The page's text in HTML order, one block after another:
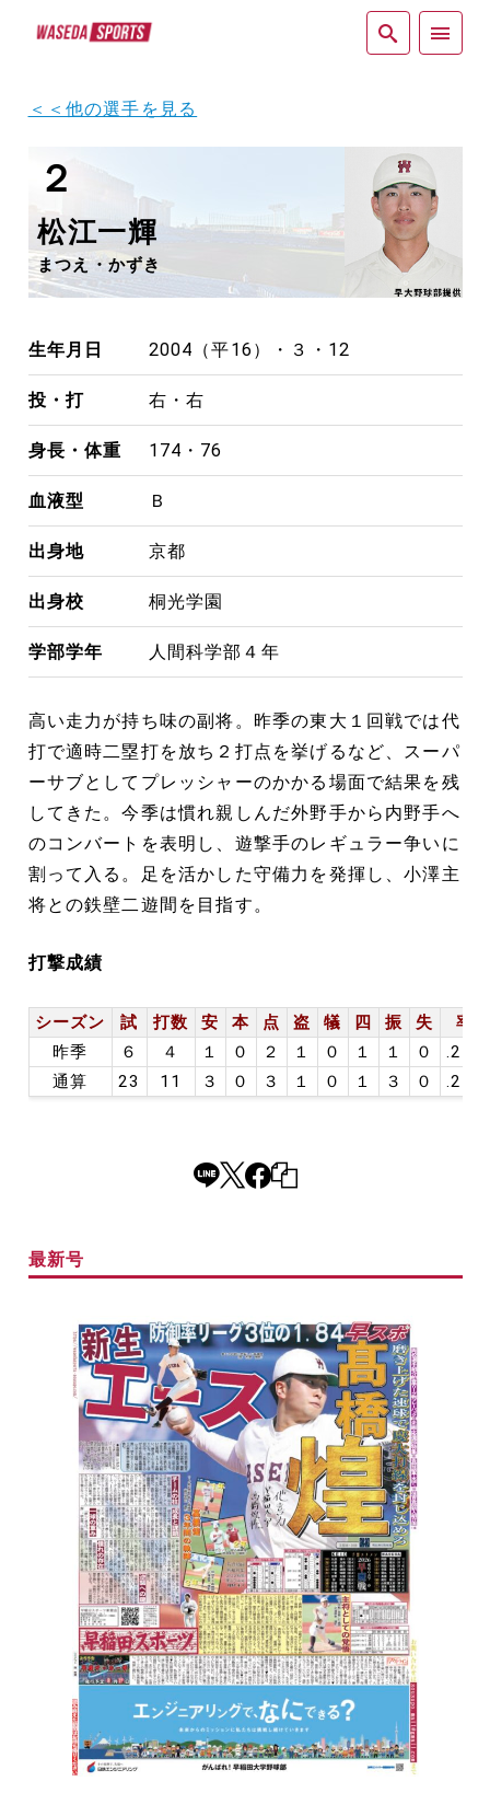
＜＜他の選手を見る
２
松江一輝
まつえ・かずき
生年月日 2004（平16）・３・12
投・打 右・右
身長・体重 174・76
血液型 Ｂ
出身地 京都
出身校 桐光学園
学部学年 人間科学部４年
高い走力が持ち味の副将。昨季の東大１回戦では代
打で適時二塁打を放ち２打点を挙げるなど、スーパ
ーサブとしてプレッシャーのかかる場面で結果を残
してきた。今季は慣れ親しんだ外野手から内野手へ
のコンバートを表明し、遊撃手のレギュラー争いに
割って入る。足を活かした守備力を発揮し、小澤主
将との鉄壁二遊間を目指す。
打撃成績
シーズン 試 打数 安 本 点 盗 犠 四 振 失
率
昨季
６ ４ １ ０ ２ １ ０ １ １ ０
.250
通算
23 11 ３ ０ ３ １ ０ １ ３ ０ .273
最新号